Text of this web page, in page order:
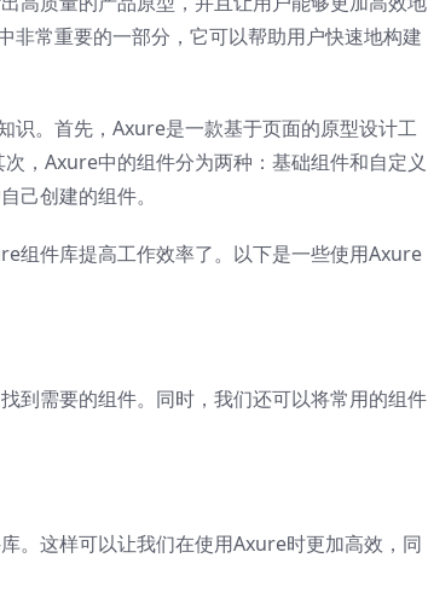
常重要的一部分，它可以帮助用户快速地构建
识。首先，Axure是一款基于页面的原型设计工
，Axure中的组件分为两种：基础组件和自定义
己创建的组件。
组件库提高工作效率了。以下是一些使用Axure
到需要的组件。同时，我们还可以将常用的组件
。这样可以让我们在使用Axure时更加高效，同